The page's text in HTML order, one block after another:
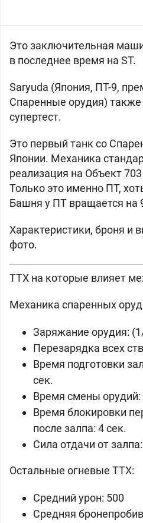
Это заключительная
в последнее время на ST.
Saryuda (Япония, ПТ-9,
Спаренные орудия)
супертест.
Это первый танк со
Японии. Механика
реализация на Объект
Только это именно ПТ,
Башня у ПТ вращается на
Характеристики, броня и
фото.
ТТХ на которые влияет
Механика спаренных
Заряжание орудия:
Перезарядка всех
Время подготовки
сек.
Время смены орудий:
Время блокировки
после залпа: 4 сек.
Сила отдачи от
Остальные огневые ТТХ:
Средний урон: 500
Средняя